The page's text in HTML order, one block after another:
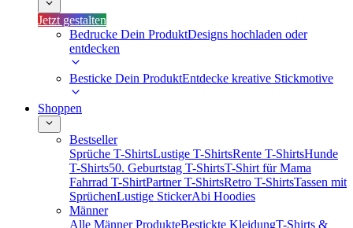
Jetzt gestalten
Bedrucke Dein ProduktDesigns hochladen oder
entdecken
Besticke Dein ProduktEntdecke kreative Stickmotive
Shoppen
Bestseller
Sprüche T-ShirtsLustige T-ShirtsRente T-ShirtsHunde
T-Shirts50. Geburtstag T-ShirtsT-Shirt für Mama
Fahrrad T-ShirtPartner T-ShirtsRetro T-ShirtsTassen mit
SprüchenLustige StickerAbi Hoodies
Männer
Alle Männer ProdukteBestickte KleidungT-Shirts &